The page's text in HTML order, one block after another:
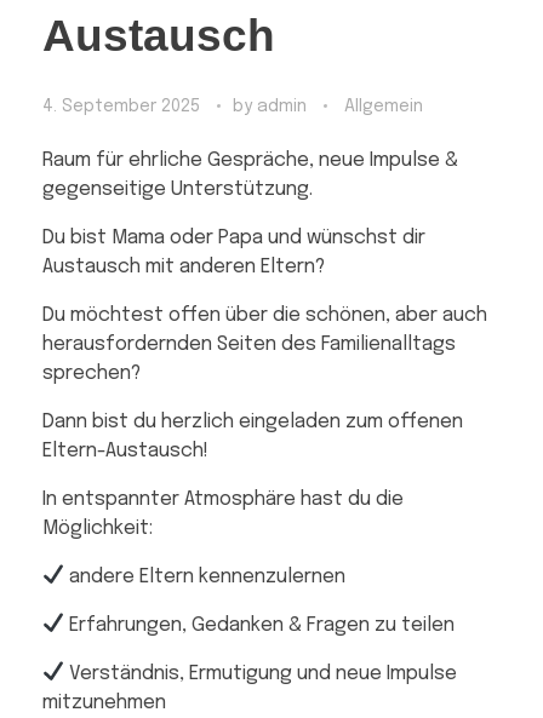
Austausch
4. September 2025 by admin Allgemein
Raum für ehrliche Gespräche, neue Impulse &
gegenseitige Unterstützung.
Du bist Mama oder Papa und wünschst dir
Austausch mit anderen Eltern?
Du möchtest offen über die schönen, aber auch
herausfordernden Seiten des Familienalltags
sprechen?
Dann bist du herzlich eingeladen zum offenen
Eltern-Austausch!
In entspannter Atmosphäre hast du die
Möglichkeit:
andere Eltern kennenzulernen
Erfahrungen, Gedanken & Fragen zu teilen
Verständnis, Ermutigung und neue Impulse
mitzunehmen